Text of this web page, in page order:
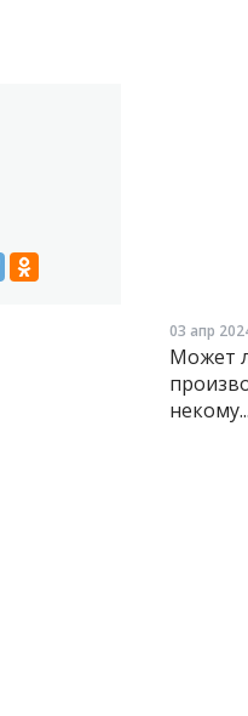
03 апр
Может
некому...